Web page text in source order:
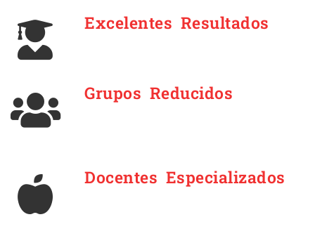
Excelentes Resultados
Grupos Reducidos
Docentes Especializados